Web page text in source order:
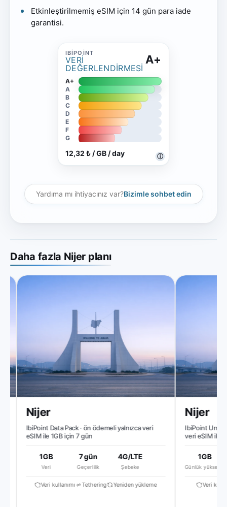
Etkinleştirilmemiş eSIM için 14 gün para iade
garantisi.
VERI
DEĞERLENDIRMESI
ⓘ
A+
A+
A
B
C
D
E
F
G
12,32 ₺ / GB / day
Yardıma mı ihtiyacınız var?Bizimle sohbet edin
Daha fazla Nijer planı
Nijer
IbiPoint Data Pack · ön ödemeli yalnızca veri
eSIM ile 1GB için 7 gün
1GB
Veri
7 gün
Geçerlilik
4G/LTE
Şebeke
Veri kullanımı Tethering Yeniden yükleme
Nijer
IbiPoint
veri eSIM ile
1GB
Günlük yüksek hız
Veri